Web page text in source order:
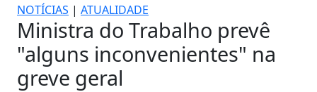
NOTÍCIAS | ATUALIDADE
Ministra do Trabalho prevê
"alguns inconvenientes" na
greve geral